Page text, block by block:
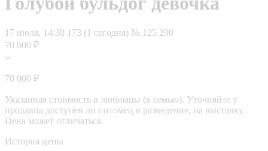
17 июля, 14:30 173 (1 сегодня) № 125 290
70 000 ₽
70 000 ₽
Указанная стоимость в любимцы (в семью). Уточняйте у
продавца доступен ли питомец в разведение, на выставку.
Цена может отличаться.
История цены